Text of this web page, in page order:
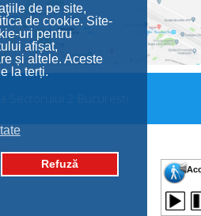
de pe site,
de cookie. Site-
uri pentru
afișat,
și altele. Aceste
la terți.
Refuză
2 București.